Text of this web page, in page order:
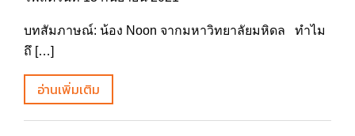
บทสัมภาษณ์: น้อง Noon จากมหาวิทยาลัยมหิดล ทำไม
ถึ […]
อ่านเพิ่มเติม